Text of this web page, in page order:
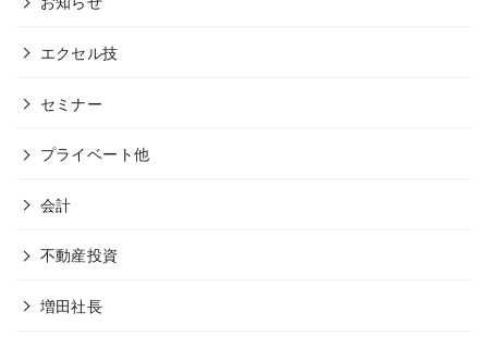
エクセル技
セミナー
プライベート他
会計
不動産投資
増田社長